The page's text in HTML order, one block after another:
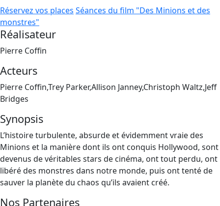
Réservez vos places Séances du film "Des Minions et des
monstres"
Réalisateur
Pierre Coffin
Acteurs
Pierre Coffin,Trey Parker,Allison Janney,Christoph Waltz,Jeff
Bridges
Synopsis
L’histoire turbulente, absurde et évidemment vraie des
Minions et la manière dont ils ont conquis Hollywood, sont
devenus de véritables stars de cinéma, ont tout perdu, ont
libéré des monstres dans notre monde, puis ont tenté de
sauver la planète du chaos qu’ils avaient créé.
Nos Partenaires